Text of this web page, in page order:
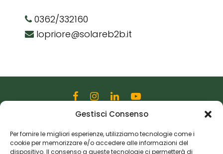
Gestisci Consenso
Per fornire le migliori esperienze, utilizziamo tecnologie come i
cookie per memorizzare e/o accedere alle informazioni del
dispositivo. Il consenso a queste tecnologie ci permetterà di
0362/332160
lopriore@solareb2b.it
Via Martiri della Libertà, 28
20833 Giussano (MB)